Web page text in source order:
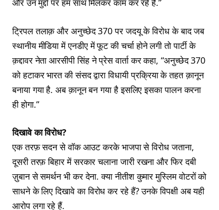
ट्रिपल तलाक़ और अनुच्छेद 370 पर जदयू के विरोध के बाद जब
स्थानीय मीडिया में एनडीए में फूट की चर्चा होने लगी तो पार्टी के
क़द्दावर नेता आरसीपी सिंह ने प्रेस वार्ता कर कहा, “अनुच्छेद 370
को हटाकर भारत की संसद द्वारा विधायी प्रक्रिया के तहत क़ानून
बनाया गया है. अब क़ानून बन गया है इसलिए इसका पालन करना
ही होगा.”
दिखावे का विरोध?
एक तरफ़ सदन से वॉक आउट करके भाजपा से विरोध जताना,
दूसरी तरफ़ बिहार में सरकार चलाना जारी रखना और फिर दबी
ज़ुबान से समर्थन भी कर देना. क्या नीतीश कुमार मुस्लिम वोटरों को
साधने के लिए दिखावे का विरोध कर रहे हैं? उनके विपक्षी अब यही
आरोप लगा रहे हैं.